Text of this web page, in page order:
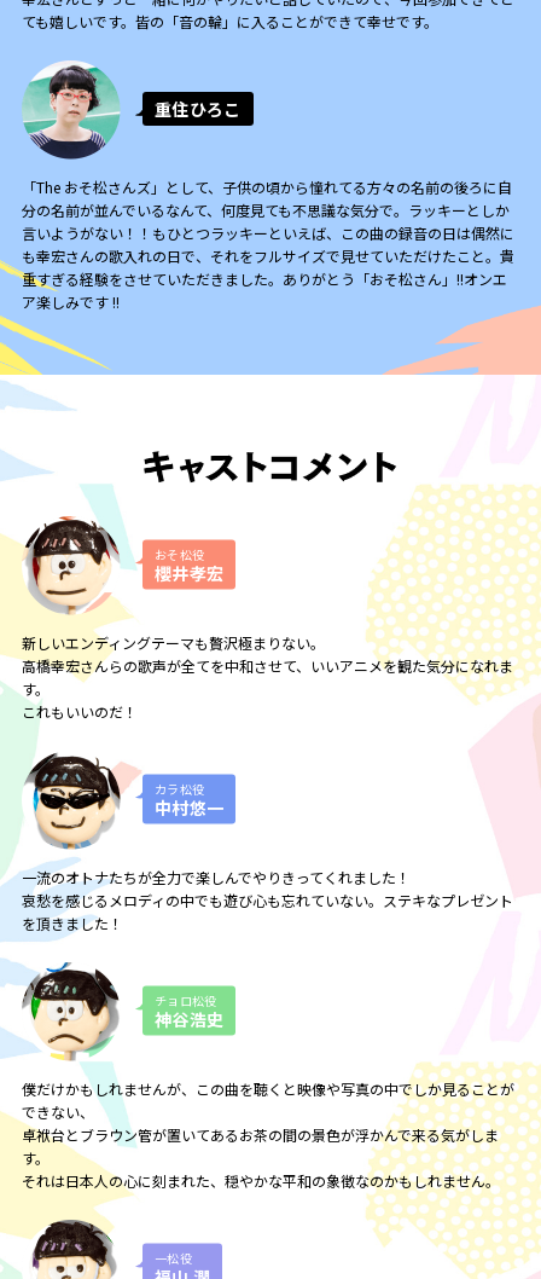
ても嬉しいです。皆の「音の輪」に入ることができて幸せです。
重住ひろこ
「The おそ松さんズ」として、子供の頃から憧れてる方々の名前の後ろに自
分の名前が並んでいるなんて、何度見ても不思議な気分で。ラッキーとしか
言いようがない！！もひとつラッキーといえば、この曲の録音の日は偶然に
も幸宏さんの歌入れの日で、それをフルサイズで見せていただけたこと。貴
重すぎる経験をさせていただきました。ありがとう「おそ松さん」!!オンエ
ア楽しみです !!
おそ松役
櫻井孝宏
新しいエンディングテーマも贅沢極まりない。
高橋幸宏さんらの歌声が全てを中和させて、いいアニメを観た気分になれま
す。
これもいいのだ！
カラ松役
中村悠一
一流のオトナたちが全力で楽しんでやりきってくれました！
哀愁を感じるメロディの中でも遊び心も忘れていない。ステキなプレゼント
を頂きました！
チョロ松役
神谷浩史
僕だけかもしれませんが、この曲を聴くと映像や写真の中でしか見ることが
できない、
卓袱台とブラウン管が置いてあるお茶の間の景色が浮かんで来る気がしま
す。
それは日本人の心に刻まれた、穏やかな平和の象徴なのかもしれません。
一松役